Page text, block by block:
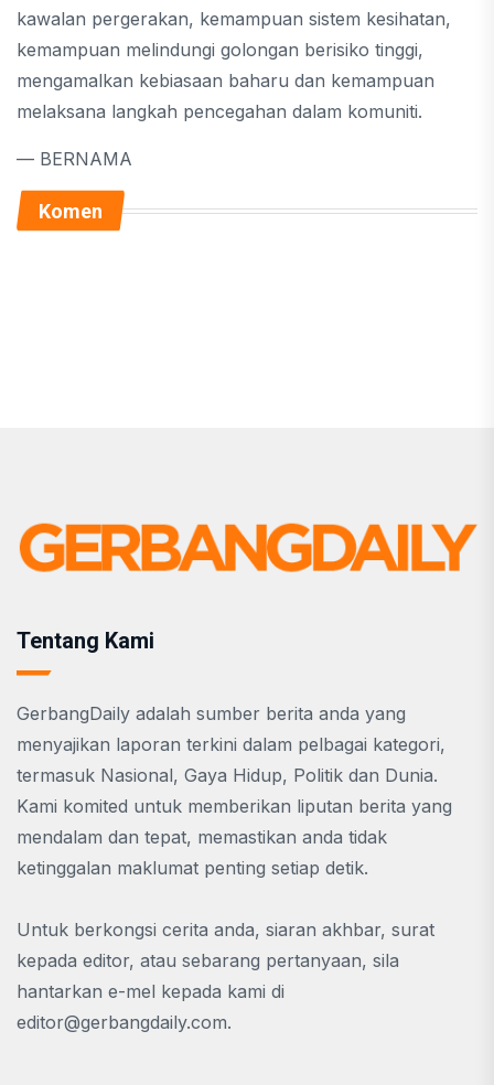
kawalan pergerakan, kemampuan sistem kesihatan,
kemampuan melindungi golongan berisiko tinggi,
mengamalkan kebiasaan baharu dan kemampuan
melaksana langkah pencegahan dalam komuniti.
— BERNAMA
Komen
Tentang Kami
GerbangDaily adalah sumber berita anda yang
menyajikan laporan terkini dalam pelbagai kategori,
termasuk Nasional, Gaya Hidup, Politik dan Dunia.
Kami komited untuk memberikan liputan berita yang
mendalam dan tepat, memastikan anda tidak
ketinggalan maklumat penting setiap detik.
Untuk berkongsi cerita anda, siaran akhbar, surat
kepada editor, atau sebarang pertanyaan, sila
hantarkan e-mel kepada kami di
editor@gerbangdaily.com.